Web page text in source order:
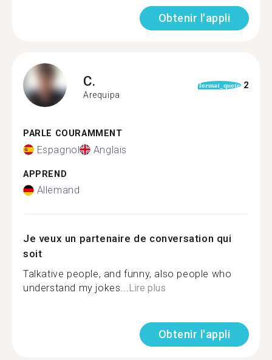
Obtenir l'appli
C.
Arequipa
format_quote 2
PARLE COURAMMENT
Espagnol Anglais
APPREND
Allemand
Je veux un partenaire de conversation qui
soit
Talkative people, and funny, also people who
understand my jokes...Lire plus
Obtenir l'appli